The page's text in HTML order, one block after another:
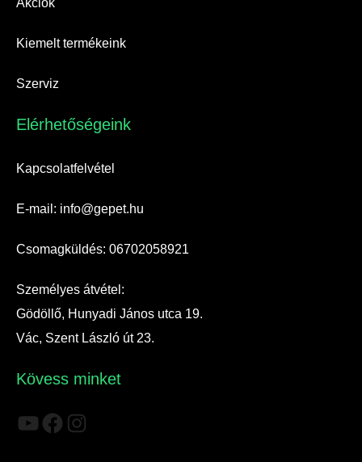
Akciók
Kiemelt termékeink
Szerviz
Elérhetőségeink​
Kapcsolatfelvétel
E-mail: info@gepet.hu
Csomagküldés: 06702058921
Személyes átvétel:
Gödöllő, Hunyadi János utca 19.
Vác, Szent László út 23.
Kövess minket
YouTube
Facebook
Instagram